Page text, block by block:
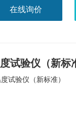
在线询价
试验仪（新标